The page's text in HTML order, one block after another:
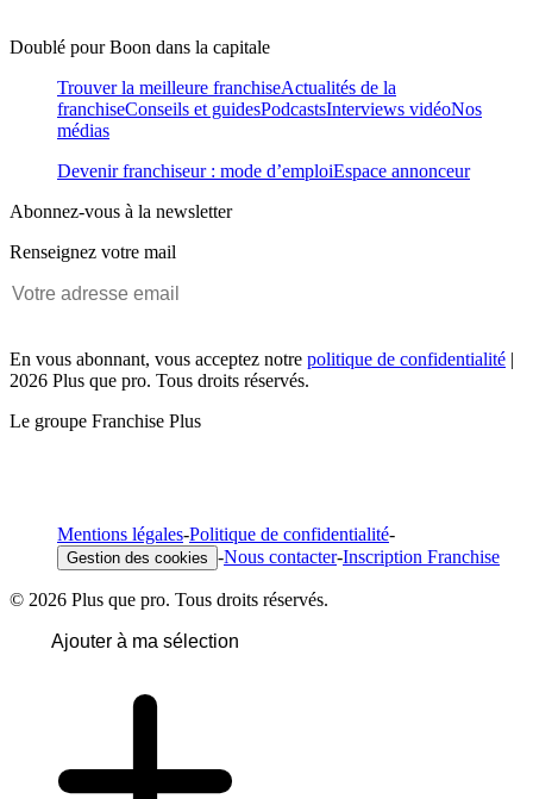
Doublé pour Boon dans la capitale
Trouver la meilleure franchiseActualités de la
franchiseConseils et guidesPodcastsInterviews vidéoNos
médias
Devenir franchiseur : mode d’emploiEspace annonceur
Abonnez-vous à la newsletter
Renseignez votre mail
En vous abonnant, vous acceptez notre politique de confidentialité |
2026 Plus que pro. Tous droits réservés.
Le groupe Franchise Plus
Mentions légales-Politique de confidentialité-
Gestion des cookies -Nous contacter-Inscription Franchise
© 2026 Plus que pro. Tous droits réservés.
Ajouter à ma sélection